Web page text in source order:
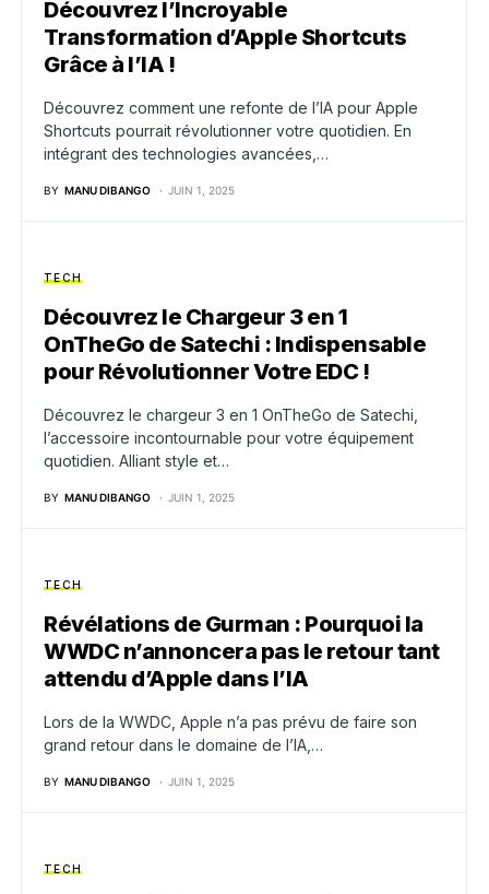
Découvrez l’Incroyable
Transformation d’Apple Shortcuts
Grâce à l’IA !
Découvrez comment une refonte de l’IA pour Apple
Shortcuts pourrait révolutionner votre quotidien. En
intégrant des technologies avancées,…
BY MANU DIBANGO JUIN 1, 2025
TECH
Découvrez le Chargeur 3 en 1
OnTheGo de Satechi : Indispensable
pour Révolutionner Votre EDC !
Découvrez le chargeur 3 en 1 OnTheGo de Satechi,
l’accessoire incontournable pour votre équipement
quotidien. Alliant style et…
BY MANU DIBANGO JUIN 1, 2025
TECH
Révélations de Gurman : Pourquoi la
WWDC n’annoncera pas le retour tant
attendu d’Apple dans l’IA
Lors de la WWDC, Apple n’a pas prévu de faire son
grand retour dans le domaine de l’IA,…
BY MANU DIBANGO JUIN 1, 2025
TECH